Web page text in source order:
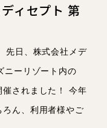
ィセプト 第
先日、株式会社メデ
ニーリゾート内の
催されました！ 今年
ん、利用者様やご